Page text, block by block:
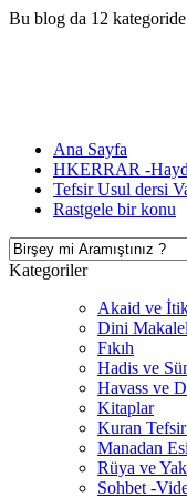
Bu blog da 12
Ana Sayfa
HKERRAR -
Tefsir Usul dersi
Rastgele bir konu
Kategoriler
Akaid ve
Dini
Fıkıh
Hadis ve
Havass ve
Kitaplar
Kuran Tefsir
Manadan
Rüya ve
Sohbet -